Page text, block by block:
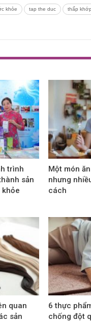
khỏe tap the duc thấp khớp
trình
sản
khỏe
Một món
nhưng
cách
quan
sản
6 thực
chống đột